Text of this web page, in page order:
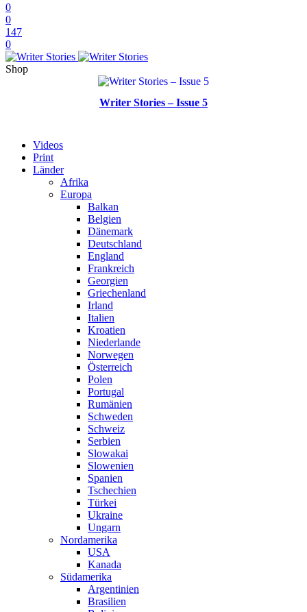
0
0
147
0
Shop
Writer Stories – Issue 5
Videos
Print
Länder
Afrika
Europa
Balkan
Belgien
Dänemark
Deutschland
England
Frankreich
Georgien
Griechenland
Irland
Italien
Kroatien
Niederlande
Norwegen
Österreich
Polen
Portugal
Rumänien
Schweden
Schweiz
Serbien
Slowakai
Slowenien
Spanien
Tschechien
Türkei
Ukraine
Ungarn
Nordamerika
USA
Kanada
Südamerika
Argentinien
Brasilien